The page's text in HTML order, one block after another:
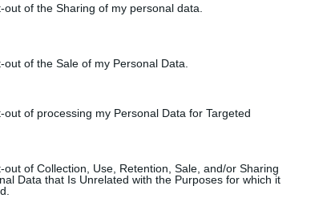
out of the Sharing of my personal data.
out of the Sale of my Personal Data.
out of processing my Personal Data for Targeted
out of Collection, Use, Retention, Sale, and/or Sharing
Data that Is Unrelated with the Purposes for which it